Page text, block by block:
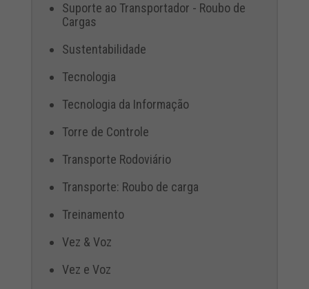
Suporte ao Transportador - Roubo de
Cargas
Sustentabilidade
Tecnologia
Tecnologia da Informação
Torre de Controle
Transporte Rodoviário
Transporte: Roubo de carga
Treinamento
Vez & Voz
Vez e Voz